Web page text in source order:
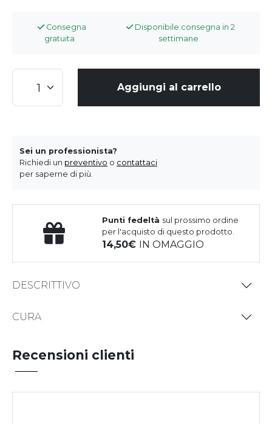
Consegna
gratuita
Disponibile consegna in 2
settimane
Aggiungi al carrello
Sei un professionista?
Richiedi un preventivo o contattaci
per saperne di più.
Punti fedeltà sul prossimo ordine
per l'acquisto di questo prodotto.
14,50 IN OMAGGIO
DESCRITTIVO
CURA
Recensioni clienti